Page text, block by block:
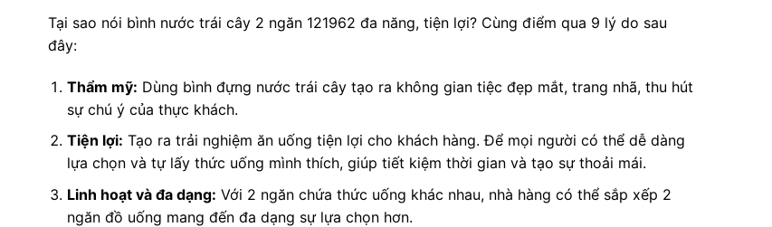
Tại sao nói bình nước trái cây 2 ngăn 121962 đa năng, tiện lợi? Cùng điểm qua 9 lý do sau
đây:
Thẩm mỹ: Dùng bình đựng nước trái cây tạo ra không gian tiệc đẹp mắt, trang nhã, thu hút
sự chú ý của thực khách.
Tiện lợi: Tạo ra trải nghiệm ăn uống tiện lợi cho khách hàng. Để mọi người có thể dễ dàng
lựa chọn và tự lấy thức uống mình thích, giúp tiết kiệm thời gian và tạo sự thoải mái.
Linh hoạt và đa dạng: Với 2 ngăn chứa thức uống khác nhau, nhà hàng có thể sắp xếp 2
ngăn đồ uống mang đến đa dạng sự lựa chọn hơn.